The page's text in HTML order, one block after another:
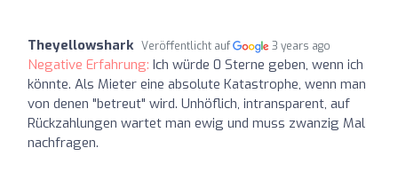
Theyellowshark Veröffentlicht auf 3 years ago
Negative Erfahrung: Ich würde 0 Sterne geben, wenn ich
könnte. Als Mieter eine absolute Katastrophe, wenn man
von denen "betreut" wird. Unhöflich, intransparent, auf
Rückzahlungen wartet man ewig und muss zwanzig Mal
nachfragen.